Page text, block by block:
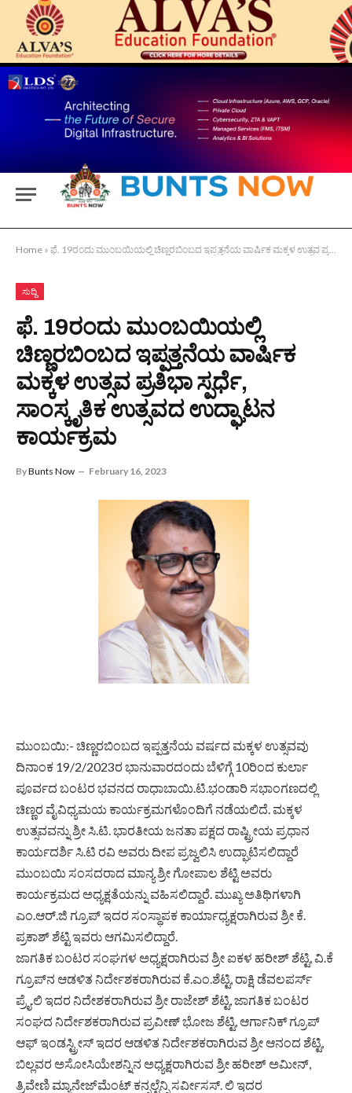
Home » ಫೆ. 19ರಂದು ಮುಂಬಯಿಯಲ್ಲಿ ಚಿಣ್ಣರಬಿಂಬದ ಇಪ್ಪತ್ತನೆಯ ವಾರ್ಷಿಕ ಮಕ್ಕಳ ಉತ್ಸವ ಪ್ರತಿಭಾ ಸ್ಪರ್ಧೆ, ಸಾಂಸ್ಕೃತಿಕ ಉತ್ಸವದ ಉದ್ಘಾಟನ ಕಾರ್ಯಕ್ರಮ
ಸುದ್ದಿ
ಫೆ. 19ರಂದು ಮುಂಬಯಿಯಲ್ಲಿ
ಚಿಣ್ಣರಬಿಂಬದ ಇಪ್ಪತ್ತನೆಯ ವಾರ್ಷಿಕ
ಮಕ್ಕಳ ಉತ್ಸವ ಪ್ರತಿಭಾ ಸ್ಪರ್ಧೆ,
ಸಾಂಸ್ಕೃತಿಕ ಉತ್ಸವದ ಉದ್ಘಾಟನ
ಕಾರ್ಯಕ್ರಮ
ByBunts Now February 16, 2023
ಮುಂಬಯಿ:- ಚಿಣ್ಣರಬಿಂಬದ ಇಪ್ಪತ್ತನೆಯ ವರ್ಷದ ಮಕ್ಕಳ ಉತ್ಸವವು
ದಿನಾಂಕ 19/2/2023ರ ಭಾನುವಾರದಂದು ಬೆಳಿಗ್ಗೆ 10ರಿಂದ ಕುರ್ಲಾ
ಪೂರ್ವದ ಬಂಟರ ಭವನದ ರಾಧಾಬಾಯಿ.ಟಿ.ಭಂಡಾರಿ ಸಭಾಂಗಣದಲ್ಲಿ
ಚಿಣ್ಣರ ವೈವಿಧ್ಯಮಯ ಕಾರ್ಯಕ್ರಮಗಳೊಂದಿಗೆ ನಡೆಯಲಿದೆ. ಮಕ್ಕಳ
ಉತ್ಸವವನ್ನು ಶ್ರೀ ಸಿ.ಟಿ. ಭಾರತೀಯ ಜನತಾ ಪಕ್ಷದ ರಾಷ್ಟ್ರೀಯ ಪ್ರಧಾನ
ಕಾರ್ಯದರ್ಶಿ ಸಿ.ಟಿ ರವಿ ಅವರು ದೀಪ ಪ್ರಜ್ವಲಿಸಿ ಉದ್ಘಾಟಿಸಲಿದ್ದಾರೆ
ಮುಂಬಯಿ ಸಂಸದರಾದ ಮಾನ್ಯ ಶ್ರೀ ಗೋಪಾಲ ಶೆಟ್ಟಿ ಅವರು
ಕಾರ್ಯಕ್ರಮದ ಅಧ್ಯಕ್ಷತೆಯನ್ನು ವಹಿಸಲಿದ್ದಾರೆ. ಮುಖ್ಯ ಅತಿಥಿಗಳಾಗಿ
ಎಂ.ಆರ್.ಜಿ ಗ್ರೂಪ್ ಇದರ ಸಂಸ್ಥಾಪಕ ಕಾರ್ಯಾಧ್ಯಕ್ಷರಾಗಿರುವ ಶ್ರೀ ಕೆ.
ಪ್ರಕಾಶ್ ಶೆಟ್ಟಿ ಇವರು ಆಗಮಿಸಲಿದ್ದಾರೆ.
ಜಾಗತಿಕ ಬಂಟರ ಸಂಘಗಳ ಅಧ್ಯಕ್ಷರಾಗಿರುವ ಶ್ರೀ ಐಕಳ ಹರೀಶ್ ಶೆಟ್ಟಿ, ವಿ.ಕೆ
ಗ್ರೂಪ್‍ನ ಆಡಳಿತ ನಿರ್ದೇಶಕರಾಗಿರುವ ಕೆ.ಎಂ.ಶೆಟ್ಟಿ, ರಾಕ್ಷಿ ಡೆವಲಪರ್ಸ್
ಪ್ರೈ.ಲಿ ಇದರ ನಿದೇಶಕರಾಗಿರುವ ಶ್ರೀ ರಾಜೇಶ್ ಶೆಟ್ಟಿ, ಜಾಗತಿಕ ಬಂಟರ
ಸಂಘದ ನಿರ್ದೇಶಕರಾಗಿರುವ ಪ್ರವೀಣ್ ಭೋಜ ಶೆಟ್ಟಿ, ಆರ್ಗಾನಿಕ್ ಗ್ರೂಪ್
ಆಫ್ ಇಂಡಸ್ಟ್ರೀಸ್ ಇದರ ಆಡಳಿತ ನಿರ್ದೇಶಕರಾಗಿರುವ ಶ್ರೀ ಆನಂದ ಶೆಟ್ಟಿ,
ಬಿಲ್ಲವರ ಅಸೋಸಿಯೇಶನ್ನಿನ ಅಧ್ಯಕ್ಷರಾಗಿರುವ ಶ್ರೀ ಹರೀಶ್ ಅಮೀನ್,
ತ್ರಿವೇಣಿ ಮ್ಯಾನೇಜ್‍ಮೆಂಟ್ ಕನ್ಸಲ್ಟೆನ್ಸಿ ಸರ್ವೀಸಸ್. ಲಿ ಇದರ